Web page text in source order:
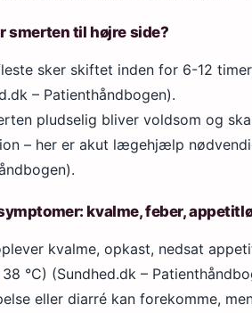
smerten til højre side?
sker skiftet inden for 6-12
– Patienthåndbogen).
pludselig bliver voldsom og
– her er akut lægehjælp
kvalme, feber,
kvalme, opkast, nedsat
°C) (Sundhed.dk –
eller diarré kan forekomme,